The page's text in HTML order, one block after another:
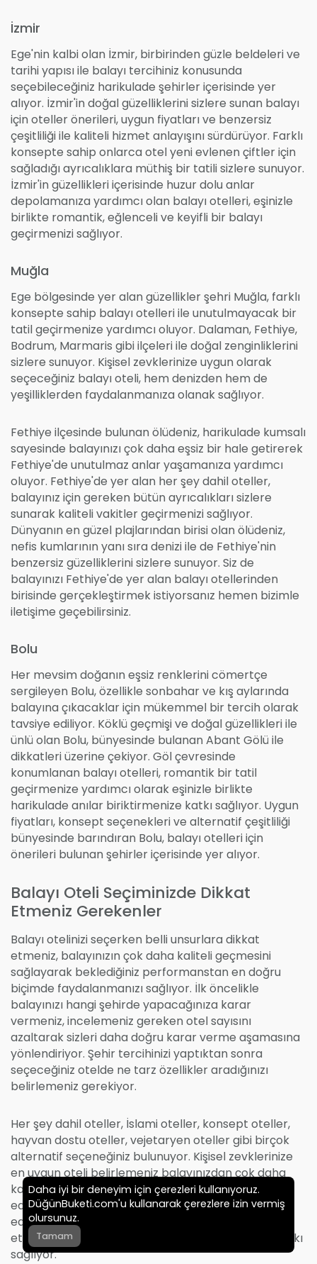
İzmir
Ege'nin kalbi olan İzmir, birbirinden güzle beldeleri ve
tarihi yapısı ile balayı tercihiniz konusunda
seçebileceğiniz harikulade şehirler içerisinde yer
alıyor. İzmir'in doğal güzelliklerini sizlere sunan balayı
için oteller önerileri, uygun fiyatları ve benzersiz
çeşitliliği ile kaliteli hizmet anlayışını sürdürüyor. Farklı
konsepte sahip onlarca otel yeni evlenen çiftler için
sağladığı ayrıcalıklara müthiş bir tatili sizlere sunuyor.
İzmir'in güzellikleri içerisinde huzur dolu anlar
depolamanıza yardımcı olan balayı otelleri, eşinizle
birlikte romantik, eğlenceli ve keyifli bir balayı
geçirmenizi sağlıyor.
Muğla
Ege bölgesinde yer alan güzellikler şehri Muğla, farklı
konsepte sahip balayı otelleri ile unutulmayacak bir
tatil geçirmenize yardımcı oluyor. Dalaman, Fethiye,
Bodrum, Marmaris gibi ilçeleri ile doğal zenginliklerini
sizlere sunuyor. Kişisel zevklerinize uygun olarak
seçeceğiniz balayı oteli, hem denizden hem de
yeşilliklerden faydalanmanıza olanak sağlıyor.
Fethiye ilçesinde bulunan ölüdeniz, harikulade kumsalı
sayesinde balayınızı çok daha eşsiz bir hale getirerek
Fethiye'de unutulmaz anlar yaşamanıza yardımcı
oluyor. Fethiye'de yer alan her şey dahil oteller,
balayınız için gereken bütün ayrıcalıkları sizlere
sunarak kaliteli vakitler geçirmenizi sağlıyor.
Dünyanın en güzel plajlarından birisi olan ölüdeniz,
nefis kumlarının yanı sıra denizi ile de Fethiye'nin
benzersiz güzelliklerini sizlere sunuyor. Siz de
balayınızı Fethiye'de yer alan balayı otellerinden
birisinde gerçekleştirmek istiyorsanız hemen bizimle
iletişime geçebilirsiniz.
Bolu
Her mevsim doğanın eşsiz renklerini cömertçe
sergileyen Bolu, özellikle sonbahar ve kış aylarında
balayına çıkacaklar için mükemmel bir tercih olarak
tavsiye ediliyor. Köklü geçmişi ve doğal güzellikleri ile
ünlü olan Bolu, bünyesinde bulanan Abant Gölü ile
dikkatleri üzerine çekiyor. Göl çevresinde
konumlanan balayı otelleri, romantik bir tatil
geçirmenize yardımcı olarak eşinizle birlikte
harikulade anılar biriktirmenize katkı sağlıyor. Uygun
fiyatları, konsept seçenekleri ve alternatif çeşitliliği
bünyesinde barındıran Bolu, balayı otelleri için
önerileri bulunan şehirler içerisinde yer alıyor.
Balayı Oteli Seçiminizde Dikkat
Etmeniz Gerekenler
Balayı otelinizi seçerken belli unsurlara dikkat
etmeniz, balayınızın çok daha kaliteli geçmesini
sağlayarak beklediğiniz performanstan en doğru
biçimde faydalanmanızı sağlıyor. İlk öncelikle
balayınızı hangi şehirde yapacağınıza karar
vermeniz, incelemeniz gereken otel sayısını
azaltarak sizleri daha doğru karar verme aşamasına
yönlendiriyor. Şehir tercihinizi yaptıktan sonra
seçeceğiniz otelde ne tarz özellikler aradığınızı
belirlemeniz gerekiyor.
Her şey dahil oteller, İslami oteller, konsept oteller,
hayvan dostu oteller, vejetaryen oteller gibi birçok
alternatif seçeneğiniz bulunuyor. Kişisel zevklerinize
en uygun oteli belirlemeniz balayınızdan çok daha
kaliteli bir zaman geçirmeniz açısından tavsiye
ediliyor. Balayı için otelleri incelerken dikkat
edeceğiniz bu önerileri size zamandan tasarruf
ettirerek çok daha sağlıklı bir seçim yapmanıza katkı
sağlıyor.
Daha iyi bir deneyim için çerezleri kullanıyoruz.
DüğünBuketi.com'u kullanarak çerezlere izin vermiş
olursunuz.
Tamam